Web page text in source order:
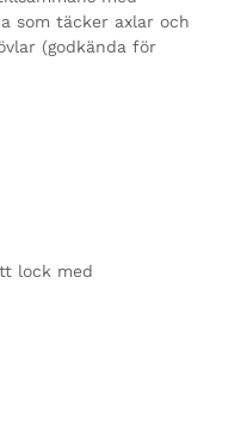
som täcker axlar och
(godkända för
lock med